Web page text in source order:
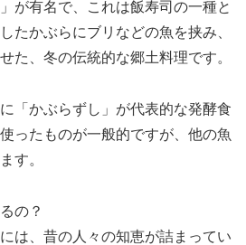
が有名で、これは飯寿司の一種と
たかぶらにブリなどの魚を挟み、
た、冬の伝統的な郷土料理です。
「かぶらずし」が代表的な発酵食
ったものが一般的ですが、他の魚
す。
の？
は、昔の人々の知恵が詰まってい